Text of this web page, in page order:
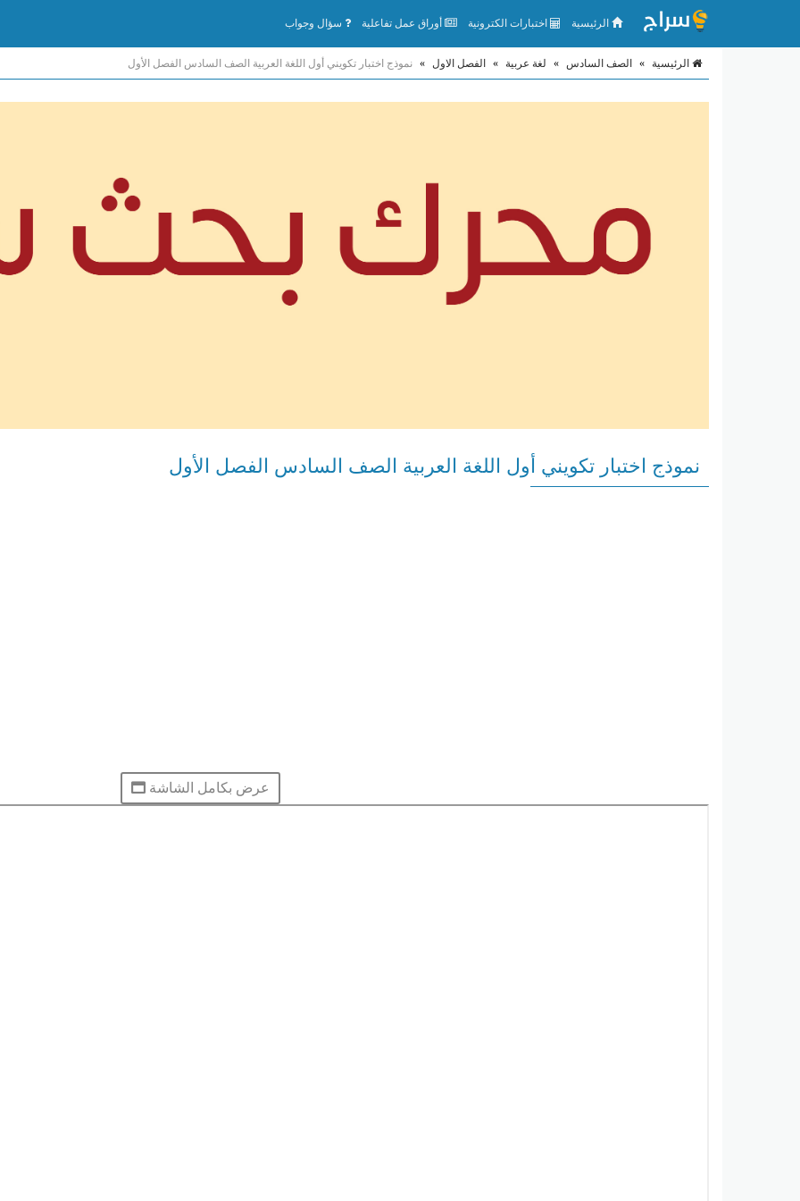
الرئيسية اختبارات الكترونية أوراق عمل تفاعلية سؤال وجواب
الرئيسية » الصف السادس » لغة عربية » الفصل الاول » نموذج اختبار تكويني أول اللغة العربية الصف السادس الفصل الأول
نموذج اختبار تكويني أول اللغة العربية الصف السادس الفصل الأول
عرض بكامل الشاشة